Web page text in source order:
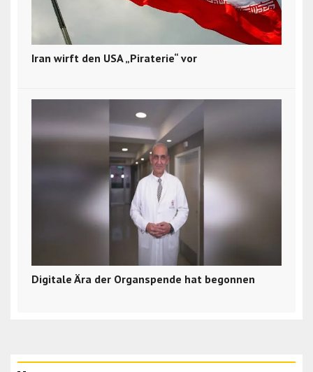
Iran wirft den USA „Piraterie“ vor
Digitale Ära der Organspende hat begonnen